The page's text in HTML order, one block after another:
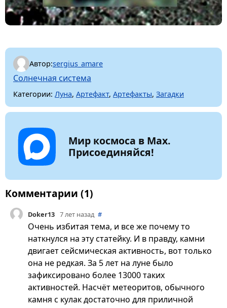
Автор:sergius_amare
Солнечная система
Категории: Луна, Артефакт, Артефакты, Загадки
Мир космоса в Max.
Присоединяйся!
Комментарии (1)
Doker13 7 лет назад #
Очень избитая тема, и все же почему то
наткнулся на эту статейку. И в правду, камни
двигает сейсмическая активность, вот только
она не редкая. За 5 лет на луне было
зафиксировано более 13000 таких
активностей. Насчёт метеоритов, обычного
камня с кулак достаточно для приличной